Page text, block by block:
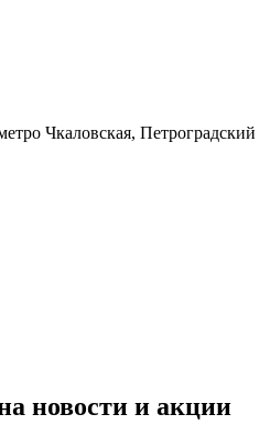
Чкаловская, Петроградский
новости и акции